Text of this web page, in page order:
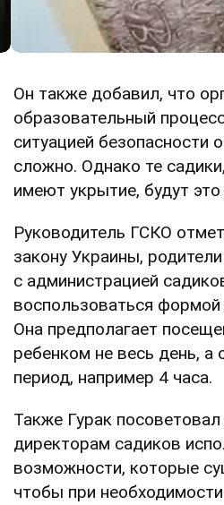
Он также добавил, что
образовательный
ситуацией безопасности
сложно. Однако те
имеют укрытие, будут это
Руководитель ГСКО
закону Украины,
с администрацией
воспользоваться
Она предполагает
ребенком не весь день, а
период, например 4 часа.
Также Гурак
директорам садиков
возможности, которые
чтобы при